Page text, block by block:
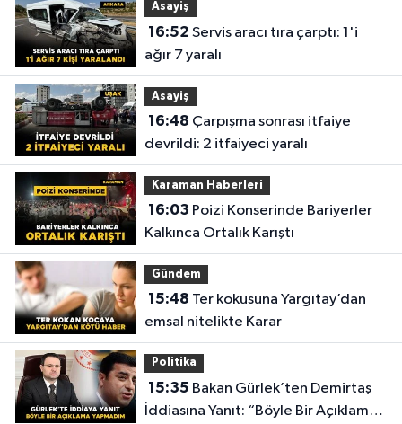
Asayiş
16:52
ağır 7 yaralı
Asayiş
16:48
devrildi: 2 itfaiyeci yaralı
Karaman Haberleri
16:03
Kalkınca Ortalık Karıştı
Gündem
15:48
emsal nitelikte Karar
Politika
15:35
İddiasına Yanıt: “Böyle Bir Açıklama